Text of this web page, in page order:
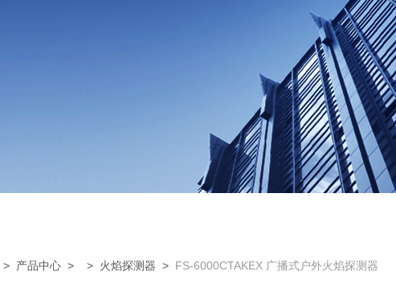
> 产品中心 > > 火焰探测器 > FS-6000CTAKEX 广播式户外火焰探测器